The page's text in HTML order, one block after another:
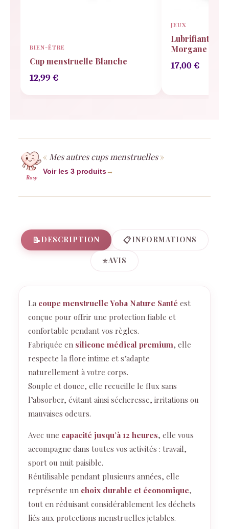
BIEN-ÊTRE
Cup menstruelle Blanche
12,99€
JEUX
Lubrifiant BIO
Morgane
17,00€
Rosy
Mes autres cups menstruelles
Voir les 3 produits →
📝DESCRIPTION 📋INFORMATIONS
⭐AVIS
La coupe menstruelle Yoba Nature Santé est
conçue pour offrir une protection fiable et
confortable pendant vos règles.
Fabriquée en silicone médical premium, elle
respecte la flore intime et s’adapte
naturellement à votre corps.
Souple et douce, elle recueille le flux sans
l’absorber, évitant ainsi sécheresse, irritations ou
mauvaises odeurs.
Avec une capacité jusqu’à 12 heures, elle vous
accompagne dans toutes vos activités : travail,
sport ou nuit paisible.
Réutilisable pendant plusieurs années, elle
représente un choix durable et économique,
tout en réduisant considérablement les déchets
liés aux protections menstruelles jetables.